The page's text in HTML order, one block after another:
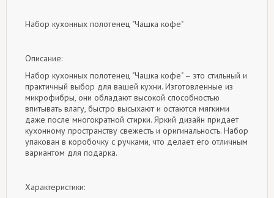
Набор кухонных полотенец "Чашка кофе"
Описание:
Набор кухонных полотенец "Чашка кофе" – это стильный и
практичный выбор для вашей кухни. Изготовленные из
микрофибры, они обладают высокой способностью
впитывать влагу, быстро высыхают и остаются мягкими
даже после многократной стирки. Яркий дизайн придает
кухонному пространству свежесть и оригинальность. Набор
упакован в коробочку с ручками, что делает его отличным
вариантом для подарка.
Характеристики: